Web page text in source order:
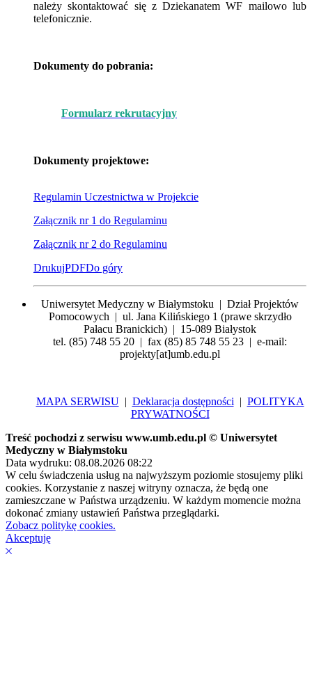
należy skontaktować się z Dziekanatem WF mailowo lub
telefonicznie.
Dokumenty do pobrania:
Formularz rekrutacyjny
Dokumenty projektowe:
Regulamin Uczestnictwa w Projekcie
Załącznik nr 1 do Regulaminu
Załącznik nr 2 do Regulaminu
DrukujPDFDo góry
Uniwersytet Medyczny w Białymstoku | Dział Projektów
Pomocowych | ul. Jana Kilińskiego 1 (prawe skrzydło
Pałacu Branickich) | 15-089 Białystok
tel. (85) 748 55 20 | fax (85) 85 748 55 23 | e-mail:
projekty[at]umb.edu.pl
MAPA SERWISU| Deklaracja dostępności | POLITYKA
PRYWATNOŚCI
Treść pochodzi z serwisu www.umb.edu.pl © Uniwersytet
Medyczny w Białymstoku
Data wydruku: 08.08.2026 08:22
W celu świadczenia usług na najwyższym poziomie stosujemy pliki
cookies. Korzystanie z naszej witryny oznacza, że będą one
zamieszczane w Państwa urządzeniu. W każdym momencie można
dokonać zmiany ustawień Państwa przeglądarki.
Zobacz politykę cookies.
Akceptuję